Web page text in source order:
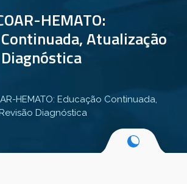
HEMATO:
Atualização
HEMATO: Educação Continuada,
Diagnóstica